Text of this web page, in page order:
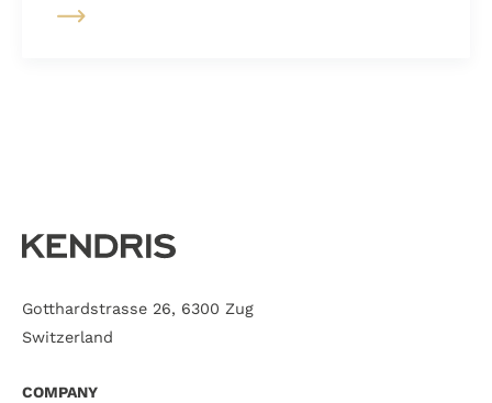
Gotthardstrasse 26, 6300 Zug
Switzerland
COMPANY